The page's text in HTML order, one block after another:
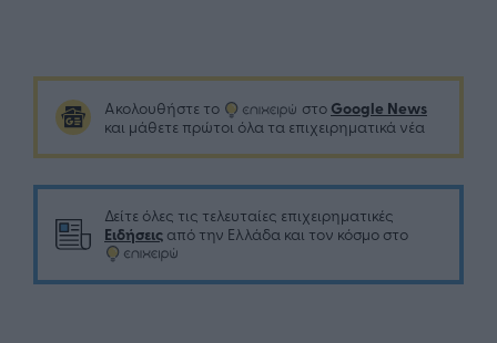
Ακολουθήστε το στο Google News
και μάθετε πρώτοι όλα τα επιχειρηματικά νέα
Δείτε όλες τις τελευταίες επιχειρηματικές
Ειδήσεις από την Ελλάδα και τον κόσμο στο